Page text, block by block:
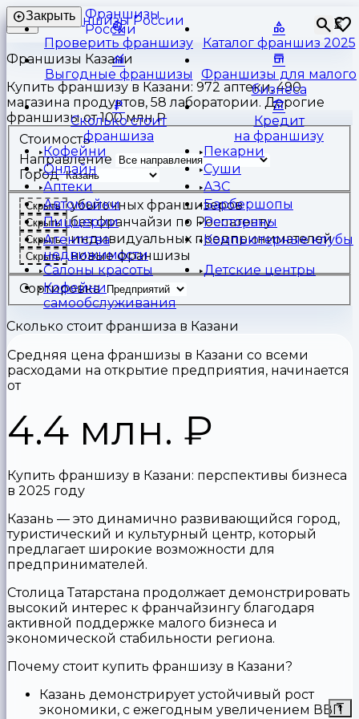
Франшизы
России
⏳
Закрыть
Проверить франшизу Каталог франшиз 2025
Выгодные франшизы
Франшизы для малого
бизнеса
Сколько стоит
франшиза
Кредит
на франшизу
Кофейни
Пекарни
Онлайн
Суши
Аптеки
АЗС
Автомойки
Барбершопы
Пиццерии
Рестораны
Агентства
недвижимости
Компьютерные клубы
Салоны красоты
Детские центры
Кофейни
самообслуживания
Франшизы Казани
Купить франшизу в Казани: 972 аптеки, 490
магазина продуктов, 58 лаборатории. Дорогие
франшизы от 100 млн ₽
Стоимость
Направление
Город
Скрыть убыточных франшизеров
Скрыть без франчайзи по Роспатенту
Скрыть индивидуальных предпринимателей
Скрыть новые франшизы
Сортировка
Сколько стоит франшиза в Казани
Средняя цена франшизы в Казани со всеми
расходами на открытие предприятия, начинается
от
4.4 млн. ₽
Купить франшизу в Казани: перспективы бизнеса
в 2025 году
Казань — это динамично развивающийся город,
туристический и культурный центр, который
предлагает широкие возможности для
предпринимателей.
Столица Татарстана продолжает демонстрировать
высокий интерес к франчайзингу благодаря
активной поддержке малого бизнеса и
экономической стабильности региона.
Почему стоит купить франшизу в Казани?
Казань демонстрирует устойчивый рост
экономики, с ежегодным увеличением ВВП